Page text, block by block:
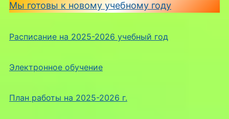
Мы готовы к новому учебному году
Расписание на 2025-2026 учебный год
Электронное обучение
План работы на 2025-2026 г.